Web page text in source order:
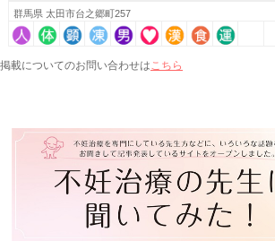
群馬県 太田市台之郷町257
掲載についてのお問い合わせはこちら